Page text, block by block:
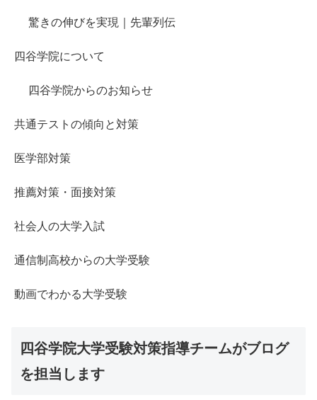
驚きの伸びを実現｜先輩列伝
四谷学院について
四谷学院からのお知らせ
共通テストの傾向と対策
医学部対策
推薦対策・面接対策
社会人の大学入試
通信制高校からの大学受験
動画でわかる大学受験
四谷学院大学受験対策指導チームがブログ
を担当します